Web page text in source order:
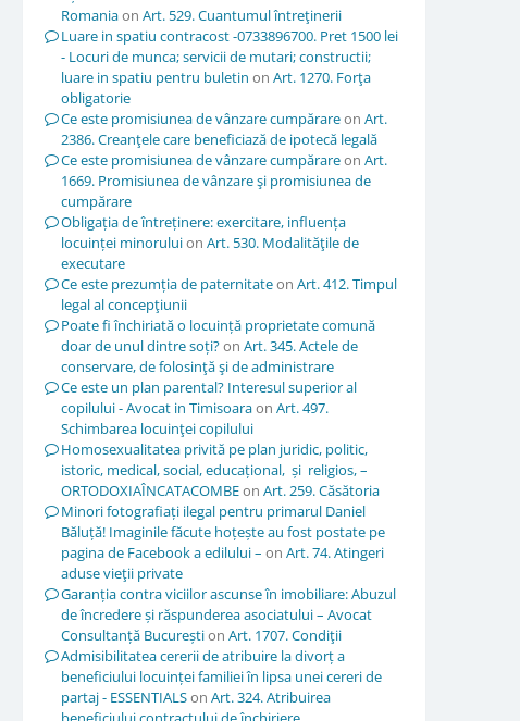
Romaniaon Art. 529. Cuantumul întreţinerii
Luare in spatiu contracost -0733896700. Pret 1500 lei
- Locuri de munca; servicii de mutari; constructii;
luare in spatiu pentru buletin on Art. 1270. Forţa
obligatorie
Ce este promisiunea de vânzare cumpărareon Art.
2386. Creanţele care beneficiază de ipotecă legală
Ce este promisiunea de vânzare cumpărareon Art.
1669. Promisiunea de vânzare şi promisiunea de
cumpărare
Obligația de întreținere: exercitare, influența
locuinței minoruluion Art. 530. Modalităţile de
executare
Ce este prezumția de paternitateon Art. 412. Timpul
legal al concepţiunii
Poate fi închiriată o locuință proprietate comună
doar de unul dintre soți?on Art. 345. Actele de
conservare, de folosinţă şi de administrare
Ce este un plan parental? Interesul superior al
copilului - Avocat in Timisoaraon Art. 497.
Schimbarea locuinţei copilului
Homosexualitatea privită pe plan juridic, politic,
istoric, medical, social, educațional, și religios, –
ORTODOXIAÎNCATACOMBEon Art. 259. Căsătoria
Minori fotografiați ilegal pentru primarul Daniel
Băluță! Imaginile făcute hoțește au fost postate pe
pagina de Facebook a edilului – on Art. 74. Atingeri
aduse vieţii private
Garanția contra viciilor ascunse în imobiliare: Abuzul
de încredere și răspunderea asociatului – Avocat
Consultanță Bucureștion Art. 1707. Condiţii
Admisibilitatea cererii de atribuire la divorț a
beneficiului locuinței familiei în lipsa unei cereri de
partaj - ESSENTIALSon Art. 324. Atribuirea